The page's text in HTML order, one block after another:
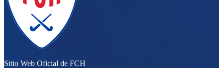
Sitio Web Oficial de FCH